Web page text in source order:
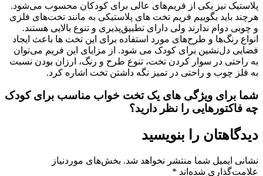
پلاستیک نیز یکی از فریم‌های عالی برای کودکان محسوب می‌شود.
هرچند باید بگوییم فریم تخت های پلاستیکی به مانند تخت‌های فلزی
و چوبی دوام ندارند ولی دارای تطبیق‌پذیری و تنوع بالایی هستند.
انواع رنگ‌ها و طرح‌های مورد استفاده برای این تخت ها باعث ایجاد
فضایی دل‌نشین برای کودک می شود. از مزایای این فریم می‌‌توان
به راحتی در سوار کردن تخت، تنوع طرح و رنگ، ارزان بودن نسبت
به فلز چوب و راحتی در تمیز نگه داشتن تخت اشاره کرد.
شما برای ویژگی های یک تخت خواب مناسب برای کودک
چه فاکتورهایی را نظر دارید؟
دیدگاهتان را بنویسید
نشانی ایمیل شما منتشر نخواهد شد. بخش‌های موردنیاز
علامت‌گذاری شده‌اند *